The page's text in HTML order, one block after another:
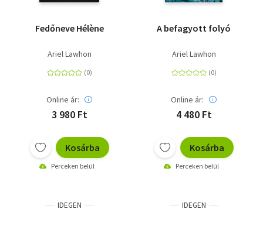
Fedőneve Hélène
Ariel Lawhon
Online ár:
3 980 Ft
Kosárba
Perceken belül
A befagyott folyó
Ariel Lawhon
Online ár:
4 480 Ft
Kosárba
Perceken belül
IDEGEN IDEGEN